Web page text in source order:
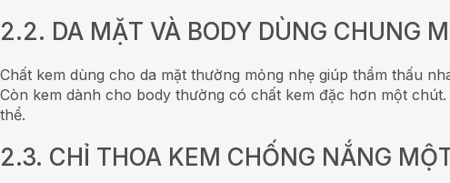
2.2. DA MẶT VÀ BODY DÙNG CHUNG
Chất kem dùng cho da mặt thường mỏng nhẹ giúp thẩm thấu
Còn kem dành cho body thường có chất kem đặc hơn một
thể.
2.3. CHỈ THOA KEM CHỐNG NẮNG